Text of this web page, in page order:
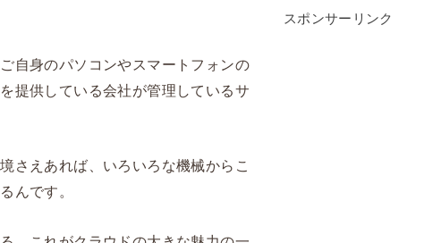
自身のパソコンやスマートフォンの
提供している会社が管理しているサ
さえあれば、いろいろな機械からこ
んです。
スポンサーリンク